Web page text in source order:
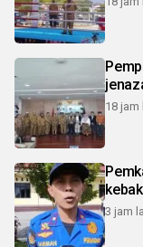
18 jam
3 jam